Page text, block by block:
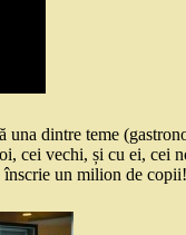
dintre teme
cei vechi, și cu ei, cei
înscrie un milion de